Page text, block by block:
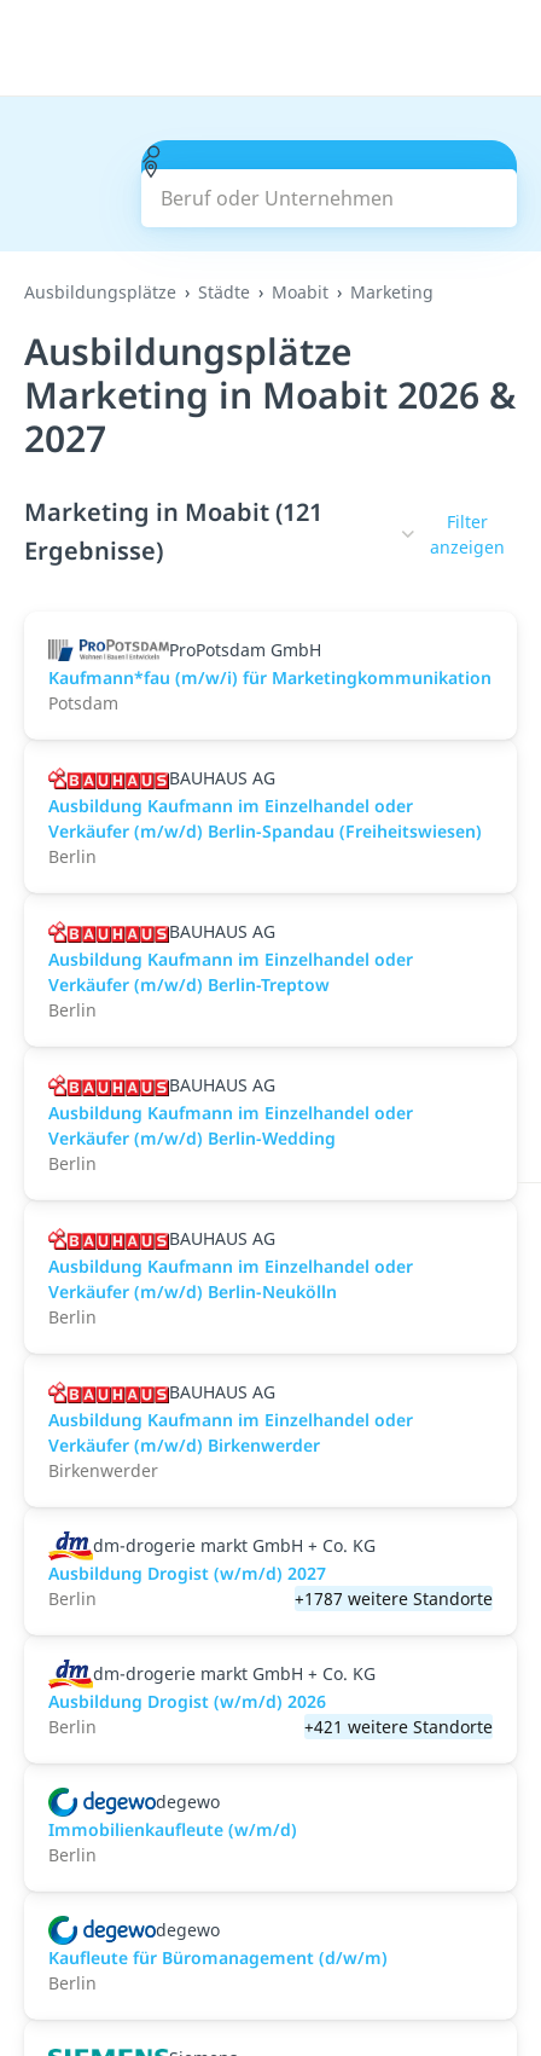
Beruf oder Unternehmen
Suchen
Ausbildungsplätze Städte Moabit Marketing
Ausbildungsplätze
Marketing in Moabit 2026 &
2027
Marketing in Moabit (121
Ergebnisse)
Filter
anzeigen
ProPotsdam GmbH
Kaufmann*fau (m/w/i) für Marketingkommunikation
Potsdam
BAUHAUS AG
Ausbildung Kaufmann im Einzelhandel oder
Verkäufer (m/w/d) Berlin-Spandau (Freiheitswiesen)
Berlin
BAUHAUS AG
Ausbildung Kaufmann im Einzelhandel oder
Verkäufer (m/w/d) Berlin-Treptow
Berlin
BAUHAUS AG
Ausbildung Kaufmann im Einzelhandel oder
Verkäufer (m/w/d) Berlin-Wedding
Berlin
BAUHAUS AG
Ausbildung Kaufmann im Einzelhandel oder
Verkäufer (m/w/d) Berlin-Neukölln
Berlin
BAUHAUS AG
Ausbildung Kaufmann im Einzelhandel oder
Verkäufer (m/w/d) Birkenwerder
Birkenwerder
dm-drogerie markt GmbH + Co. KG
Ausbildung Drogist (w/m/d) 2027
Berlin
+1787 weitere Standorte
dm-drogerie markt GmbH + Co. KG
Ausbildung Drogist (w/m/d) 2026
Berlin
+421 weitere Standorte
degewo
Immobilienkaufleute (w/m/d)
Berlin
degewo
Kaufleute für Büromanagement (d/w/m)
Berlin